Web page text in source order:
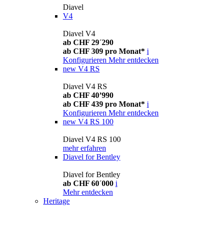
Diavel
V4
Diavel V4
ab CHF 29´290
ab CHF 309 pro Monat* i
Konfigurieren Mehr entdecken
new V4 RS
Diavel V4 RS
ab CHF 40’990
ab CHF 439 pro Monat* i
Konfigurieren Mehr entdecken
new V4 RS 100
Diavel V4 RS 100
mehr erfahren
Diavel for Bentley
Diavel for Bentley
ab CHF 60´000 i
Mehr entdecken
Heritage